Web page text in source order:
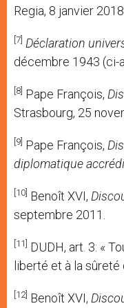
Regia, 8 janvier 2018.
[7] Déclaration
décembre 1943 (ci-
[8] Pape François,
Strasbourg, 25
[9] Pape François,
diplomatique
[10] Benoît XVI,
septembre 2011.
[11] DUDH, art. 3: «
liberté et à la sûreté
[12] Benoît XVI,